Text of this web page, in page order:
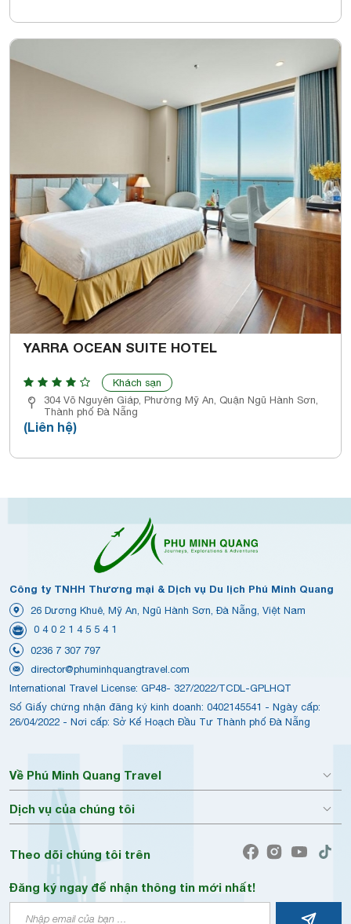
YARRA OCEAN SUITE HOTEL
Khách sạn
304 Võ Nguyên Giáp, Phường Mỹ An, Quận Ngũ Hành Sơn,
Thành phố Đà Nẵng
(Liên hệ)
Công ty TNHH Thương mại & Dịch vụ Du lịch Phú Minh Quang
26 Dương Khuê, Mỹ An, Ngũ Hành Sơn, Đà Nẵng, Việt Nam
0 4 0 2 1 4 5 5 4 1
0236 7 307 797
director@phuminhquangtravel.com
International Travel License: GP48- 327/2022/TCDL-GPLHQT
Số Giấy chứng nhận đăng ký kinh doanh: 0402145541 - Ngày cấp:
26/04/2022 - Nơi cấp: Sở Kế Hoạch Đầu Tư Thành phố Đà Nẵng
Về Phú Minh Quang Travel
Dịch vụ của chúng tôi
Theo dõi chúng tôi trên
Đăng ký ngay để nhận thông tin mới nhất!